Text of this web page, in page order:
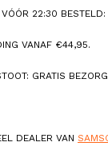
22:30 BESTELD:
VANAF €44,95.
GRATIS
DEALER VAN